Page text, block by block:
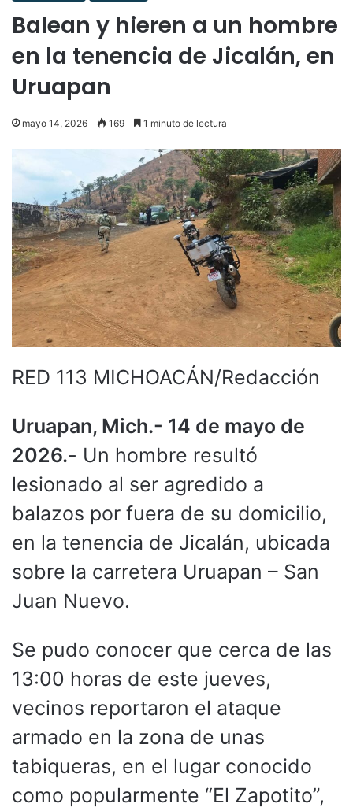
Balean y hieren a un hombre
en la tenencia de Jicalán, en
Uruapan
mayo 14, 2026 169 1 minuto de lectura
RED 113 MICHOACÁN/Redacción
Uruapan, Mich.- 14 de mayo de
2026.- Un hombre resultó
lesionado al ser agredido a
balazos por fuera de su domicilio,
en la tenencia de Jicalán, ubicada
sobre la carretera Uruapan – San
Juan Nuevo.
Se pudo conocer que cerca de las
13:00 horas de este jueves,
vecinos reportaron el ataque
armado en la zona de unas
tabiqueras, en el lugar conocido
como popularmente “El Zapotito”,